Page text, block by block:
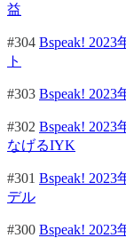
益
#304 Bspeak!
ト
#303 Bspeak! 2023
#302 Bspeak!
なげるIYK
#301 Bspeak!
デル
#300 Bspeak!